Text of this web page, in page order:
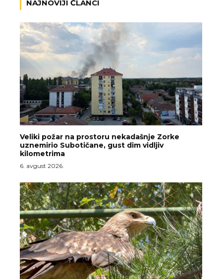
NAJNOVIJI ČLANCI
Veliki požar na prostoru nekadašnje Zorke
uznemirio Subotičane, gust dim vidljiv
kilometrima
6. avgust 2026.